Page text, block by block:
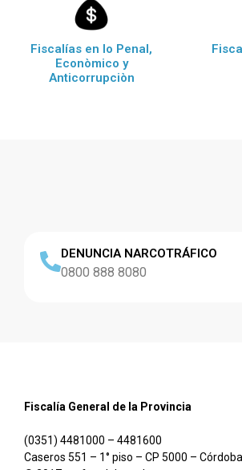
Fiscalías en lo Penal,
Econòmico y
Anticorrupciòn
DENUNCIA NARCOTRÁFICO
0800 888 8080
Fiscalía General de la Provincia
(0351) 4481000 – 4481600
Caseros 551 – 1° piso – CP 5000 – Córdoba